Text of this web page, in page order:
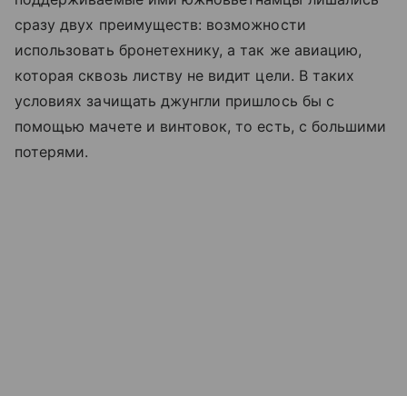
сразу двух преимуществ: возможности
использовать бронетехнику, а так же авиацию,
которая сквозь листву не видит цели. В таких
условиях зачищать джунгли пришлось бы с
помощью мачете и винтовок, то есть, с большими
потерями.